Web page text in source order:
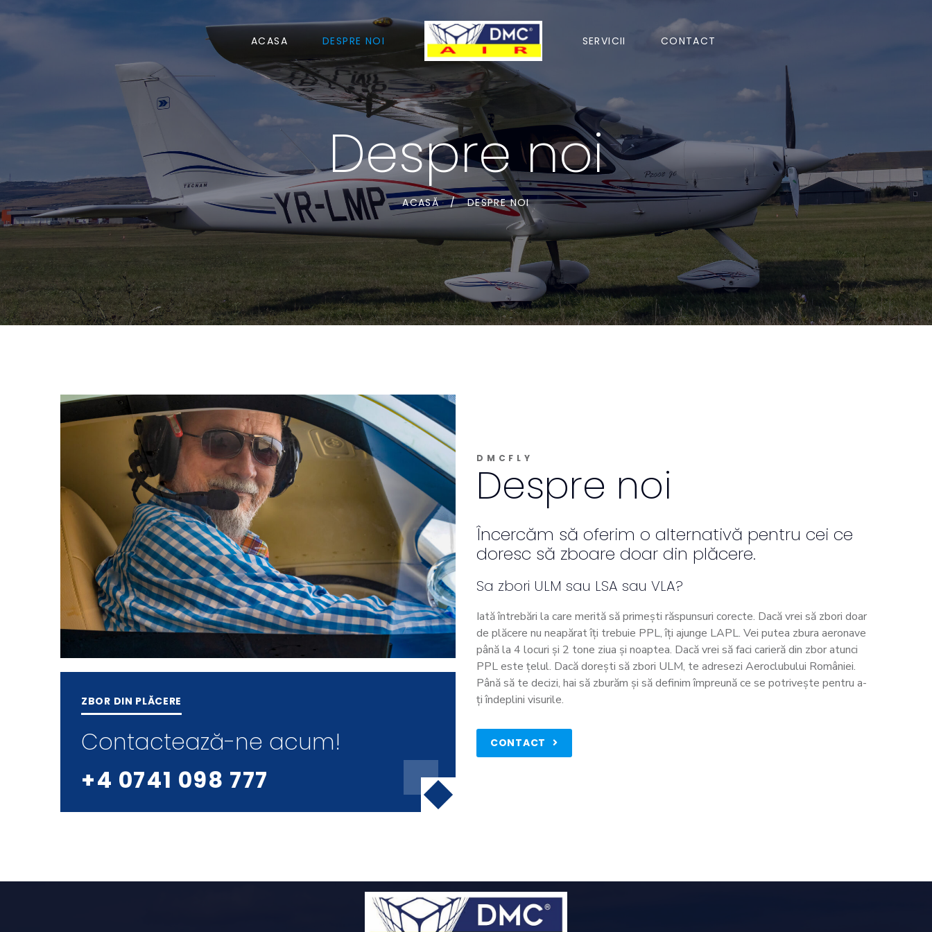
ACASA DESPRE NOI SERVICII CONTACT
Despre noi
ACASĂ / DESPRE NOI
ZBOR DIN PLĂCERE
Contactează-ne acum!
+4 0741 098 777
DMCFLY
Despre noi
Încercăm să oferim o alternativă pentru cei ce
doresc să zboare doar din plăcere.
Sa zbori ULM sau LSA sau VLA?
Iată întrebări la care merită să primești răspunsuri corecte. Dacă vrei să zbori doar
de plăcere nu neapărat îți trebuie PPL, îți ajunge LAPL. Vei putea zbura aeronave
până la 4 locuri și 2 tone ziua și noaptea. Dacă vrei să faci carieră din zbor atunci
PPL este țelul. Dacă dorești să zbori ULM, te adresezi Aeroclubului României.
Până să te decizi, hai să zburăm și să definim împreună ce se potrivește pentru a-
ți îndeplini visurile.
CONTACT